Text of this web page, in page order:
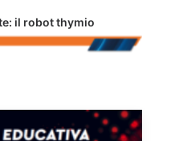
il robot thymio